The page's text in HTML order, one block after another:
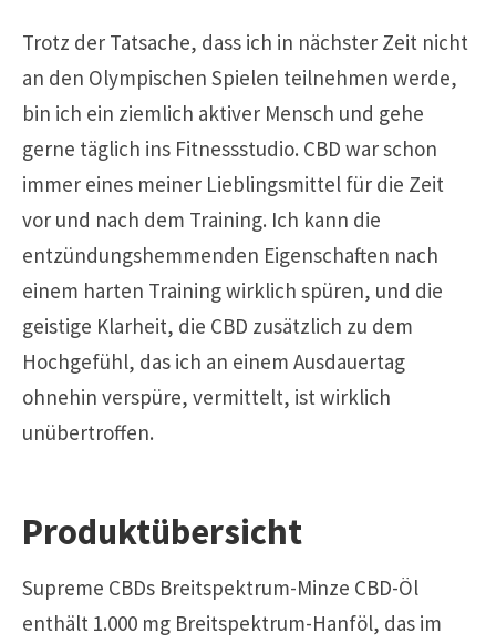
Trotz der Tatsache, dass ich in nächster Zeit nicht
an den Olympischen Spielen teilnehmen werde,
bin ich ein ziemlich aktiver Mensch und gehe
gerne täglich ins Fitnessstudio. CBD war schon
immer eines meiner Lieblingsmittel für die Zeit
vor und nach dem Training. Ich kann die
entzündungshemmenden Eigenschaften nach
einem harten Training wirklich spüren, und die
geistige Klarheit, die CBD zusätzlich zu dem
Hochgefühl, das ich an einem Ausdauertag
ohnehin verspüre, vermittelt, ist wirklich
unübertroffen.
Produktübersicht
Supreme CBDs Breitspektrum-Minze CBD-Öl
enthält 1.000 mg Breitspektrum-Hanföl, das im